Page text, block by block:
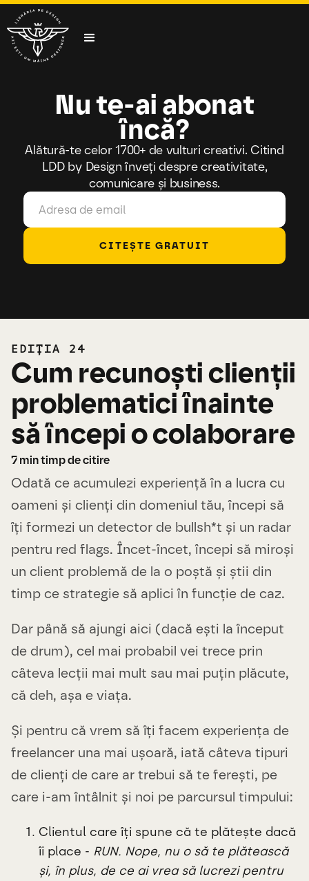
Nu te-ai abonat
încă?
Alătură-te celor 1700+ de vulturi creativi. Citind
LDD by Design înveți despre creativitate,
comunicare și business.
EDIȚIA 24
Cum recunoști clienții
problematici înainte
să începi o colaborare
7 min timp de citire
Odată ce acumulezi experiență în a lucra cu
oameni și clienți din domeniul tău, începi să
îți formezi un detector de bullsh*t și un radar
pentru red flags. Încet-încet, începi să miroși
un client problemă de la o poștă și știi din
timp ce strategie să aplici în funcție de caz.
Dar până să ajungi aici (dacă ești la început
de drum), cel mai probabil vei trece prin
câteva lecții mai mult sau mai puțin plăcute,
că deh, așa e viața.
Și pentru că vrem să îți facem experiența de
freelancer una mai ușoară, iată câteva tipuri
de clienți de care ar trebui să te ferești, pe
care i-am întâlnit și noi pe parcursul timpului:
Clientul care îți spune că te plătește dacă
îi place - RUN. Nope, nu o să te plătească
și, în plus, de ce ai vrea să lucrezi pentru